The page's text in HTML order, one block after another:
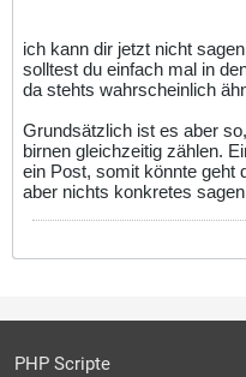
ich kann dir jetzt nicht
solltest du einfach mal in
da stehts wahrscheinlich
Grundsätzlich ist es aber
birnen gleichzeitig zählen.
ein Post, somit könnte geht
aber nichts konkretes
PHP Scripte